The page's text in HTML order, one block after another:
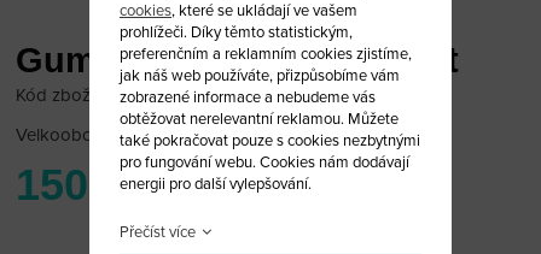
Gumové tlačítka Chevrolet
Kód zboží: Chevrolet 16/17
Velkoobchodní cena:po přihlášení
150 Kč
cookies, které se ukládají ve vašem
prohlížeči. Díky těmto statistickým,
preferenčním a reklamním cookies zjistíme,
jak náš web používáte, přizpůsobíme vám
zobrazené informace a nebudeme vás
obtěžovat nerelevantní reklamou. Můžete
také pokračovat pouze s cookies nezbytnými
pro fungování webu. Cookies nám dodávají
energii pro další vylepšování.
Přečíst více